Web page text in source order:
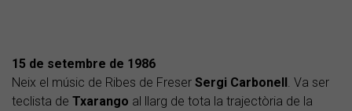
15 de setembre de 1986
Neix el músic de Ribes de Freser Sergi Carbonell. Va ser
teclista de Txarango al llarg de tota la trajectòria de la